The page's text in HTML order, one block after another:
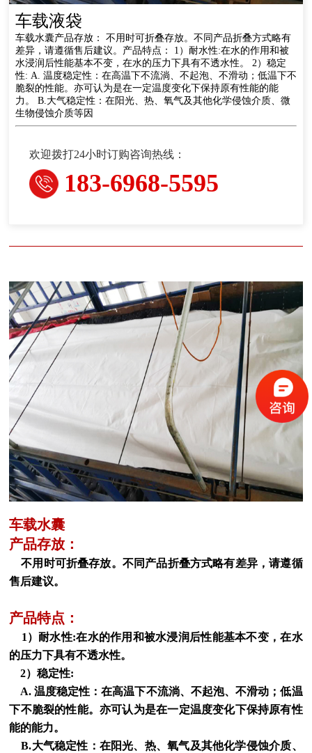
车载液袋
车载水囊产品存放： 不用时可折叠存放。不同产品折叠方式略有
差异，请遵循售后建议。产品特点： 1）耐水性:在水的作用和被
水浸润后性能基本不变，在水的压力下具有不透水性。 2）稳定
性: A. 温度稳定性：在高温下不流淌、不起泡、不滑动；低温下不
脆裂的性能。亦可认为是在一定温度变化下保持原有性能的能
力。 B.大气稳定性：在阳光、热、氧气及其他化学侵蚀介质、微
生物侵蚀介质等因
欢迎拨打24小时订购咨询热线：
183-6968-5595
车载水囊
产品存放：
不用时可折叠存放。不同产品折叠方式略有差异，请遵循
售后建议。
产品特点：
1）耐水性:在水的作用和被水浸润后性能基本不变，在水
的压力下具有不透水性。
2）稳定性:
A. 温度稳定性：在高温下不流淌、不起泡、不滑动；低温
下不脆裂的性能。亦可认为是在一定温度变化下保持原有性
能的能力。
B.大气稳定性：在阳光、热、氧气及其他化学侵蚀介质、